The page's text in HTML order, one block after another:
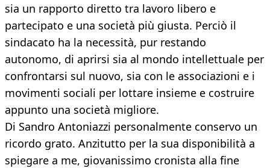
sia un rapporto diretto tra lavoro libero e
partecipato e una società più giusta. Perciò il
sindacato ha la necessità, pur restando
autonomo, di aprirsi sia al mondo intellettuale per
confrontarsi sul nuovo, sia con le associazioni e i
movimenti sociali per lottare insieme e costruire
appunto una società migliore.
Di Sandro Antoniazzi personalmente conservo un
ricordo grato. Anzitutto per la sua disponibilità a
spiegare a me, giovanissimo cronista alla fine